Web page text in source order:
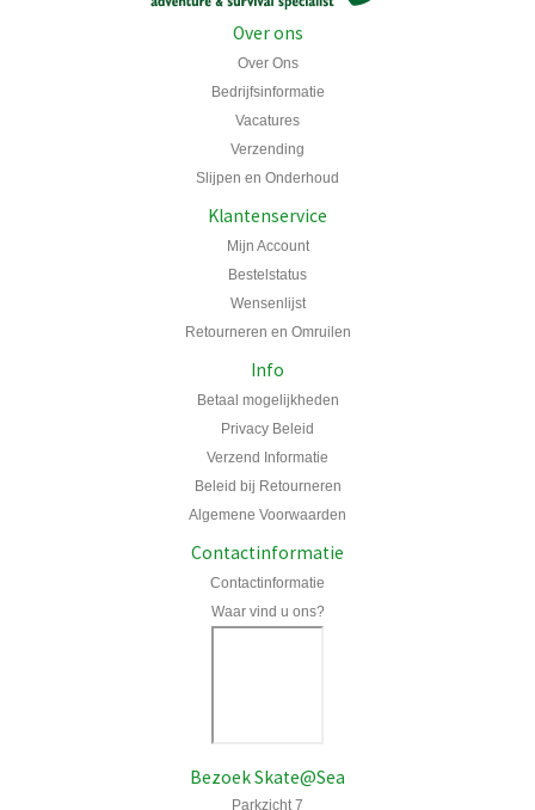
Over ons
Over Ons
Bedrijfsinformatie
Vacatures
Verzending
Slijpen en Onderhoud
Klantenservice
Mijn Account
Bestelstatus
Wensenlijst
Retourneren en Omruilen
Info
Betaal mogelijkheden
Privacy Beleid
Verzend Informatie
Beleid bij Retourneren
Algemene Voorwaarden
Contactinformatie
Contactinformatie
Waar vind u ons?
Bezoek Skate@Sea
Parkzicht 7